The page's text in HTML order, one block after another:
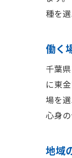
種を
働く
千葉
に東
場を
心身
地域